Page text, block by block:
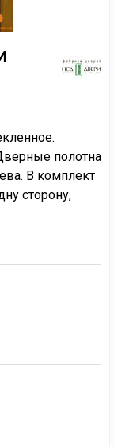
полотна
В комплект
сторону,